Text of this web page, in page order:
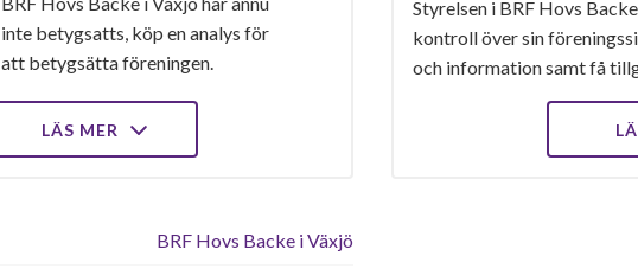
inte betygsatts, köp en analys för
att betygsätta föreningen.
LÄS MER
Styrelsen i BRF Hovs
kontroll över sin
och information samt få
BRF Hovs Backe i Växjö